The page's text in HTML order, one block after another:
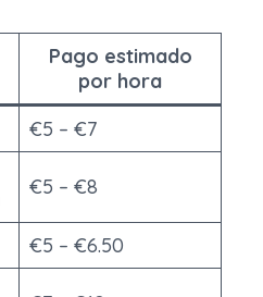
Pago estimado
por hora
€5 – €7
€5 – €8
€5 – €6.50